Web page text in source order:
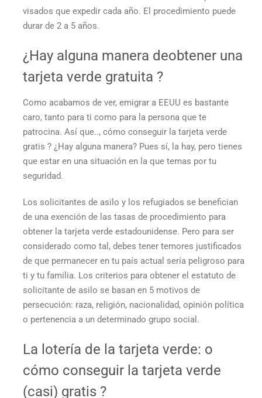
visados que expedir cada año. El procedimiento puede
durar de 2 a 5 años.
¿Hay alguna manera deobtener una
tarjeta verde gratuita ?
Como acabamos de ver, emigrar a EEUU es bastante
caro, tanto para ti como para la persona que te
patrocina. Así que.., cómo conseguir la tarjeta verde
gratis ? ¿Hay alguna manera? Pues sí, la hay, pero tienes
que estar en una situación en la que temas por tu
seguridad.
Los solicitantes de asilo y los refugiados se benefician
de una exención de las tasas de procedimiento para
obtener la tarjeta verde estadounidense. Pero para ser
considerado como tal, debes tener temores justificados
de que permanecer en tu país actual sería peligroso para
ti y tu familia. Los criterios para obtener el estatuto de
solicitante de asilo se basan en 5 motivos de
persecución: raza, religión, nacionalidad, opinión política
o pertenencia a un determinado grupo social.
La lotería de la tarjeta verde: o
cómo conseguir la tarjeta verde
(casi) gratis ?